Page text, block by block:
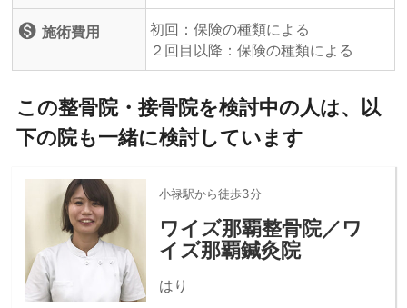
monetization_on 施術費用
初回：保険の種類による
２回目以降：保険の種類による
この整骨院・接骨院を検討中の人は、以
下の院も一緒に検討しています
小禄駅から徒歩3分
ワイズ那覇整骨院／ワ
イズ那覇鍼灸院
はり